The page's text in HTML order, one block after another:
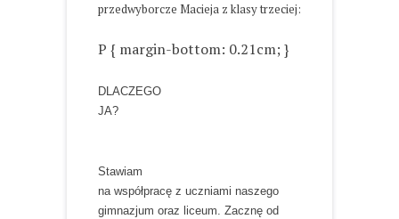
przedwyborcze Macieja z klasy trzeciej:
P { margin-bottom: 0.21cm; }
DLACZEGO
JA?
Stawiam
na współpracę z uczniami naszego
gimnazjum oraz liceum. Zacznę od